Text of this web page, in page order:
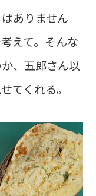
ありません
えて。そんな
、五郎さん以
てくれる。